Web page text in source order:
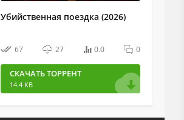
Убийственная поездка (2026)
67 27 0.0 0
СКАЧАТЬ ТОРРЕНТ
14.4 KB